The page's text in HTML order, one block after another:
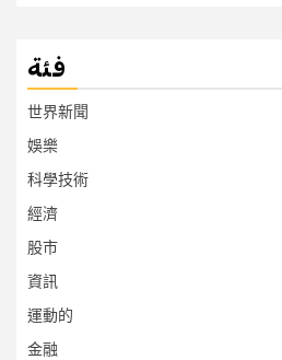
فئة
世界新聞
娛樂
科學技術
經濟
股市
資訊
運動的
金融